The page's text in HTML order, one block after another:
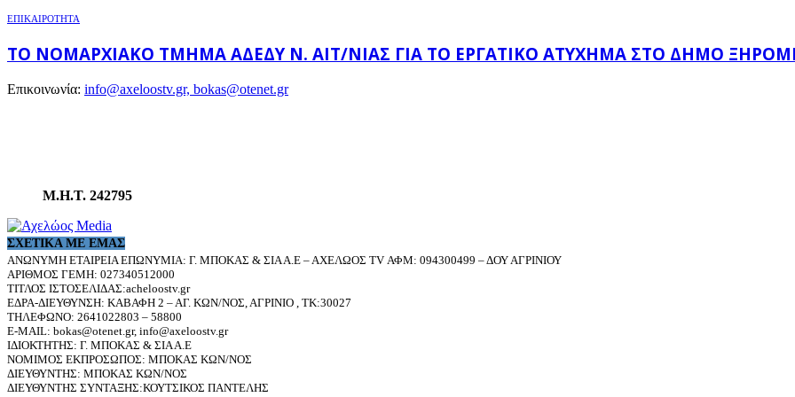
ΕΠΙΚΑΙΡΟΤΗΤΑ
ΤΟ ΝΟΜΑΡΧΙΑΚΌ ΤΜΉΜΑ ΑΔΕΔΥ Ν. ΑΙΤ/ΝΊΑΣ ΓΙΑ ΤΟ ΕΡΓΑΤΙΚΌ ΑΤΎΧΗΜΑ ΣΤΟ ΔΉΜΟ
Επικοινωνία: info@axeloostv.gr, bokas@otenet.gr
Μ.Η.Τ. 242795
ΣΧΕΤΙΚΆ ΜΕ ΕΜΆΣ
ΑΝΩΝΥΜΗ ΕΤΑΙΡΕΙΑ ΕΠΩΝΥΜΙΑ: Γ. ΜΠΟΚΑΣ & ΣΙΑ Α.Ε – ΑΧΕΛΩΟΣ TV ΑΦΜ: 094300499 – ΔΟΥ ΑΓΡΙΝΙΟΥ
ΑΡΙΘΜΟΣ ΓΕΜΗ: 027340512000
ΤΙΤΛΟΣ ΙΣΤΟΣΕΛΙΔΑΣ:acheloostv.gr
ΕΔΡΑ-ΔΙΕΥΘΥΝΣΗ: ΚΑΒΑΦΗ 2 – ΑΓ. ΚΩΝ/ΝΟΣ, ΑΓΡΙΝΙΟ , ΤΚ:30027
ΤΗΛΕΦΩΝΟ: 2641022803 – 58800
E-MAIL: bokas@otenet.gr, info@axeloostv.gr
ΙΔΙΟΚΤΗΤΗΣ: Γ. ΜΠΟΚΑΣ & ΣΙΑ Α.Ε
ΝΟΜΙΜΟΣ ΕΚΠΡΟΣΩΠΟΣ: ΜΠΟΚΑΣ ΚΩΝ/ΝΟΣ
ΔΙΕΥΘΥΝΤΗΣ: ΜΠΟΚΑΣ ΚΩΝ/ΝΟΣ
ΔΙΕΥΘΥΝΤΗΣ ΣΥΝΤΑΞΗΣ:ΚΟΥΤΣΙΚΟΣ ΠΑΝΤΕΛΗΣ